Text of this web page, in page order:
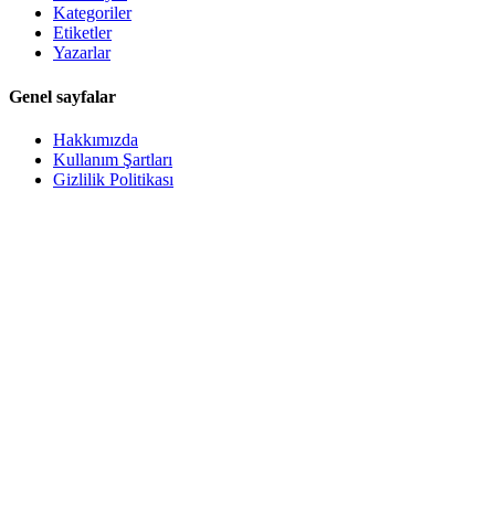
Kategoriler
Etiketler
Yazarlar
Genel sayfalar
Hakkımızda
Kullanım Şartları
Gizlilik Politikası